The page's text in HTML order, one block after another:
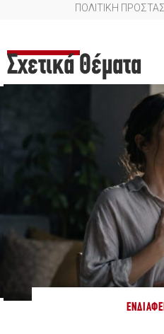
ΠΟΛΙΤΙΚΗ
Σχετικά Θέματα